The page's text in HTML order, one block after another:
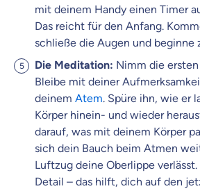
mit deinem Handy einen Timer
Das reicht für den Anfang.
schließe die Augen und beginne
Die Meditation: Nimm die
Bleibe mit deiner
deinem Atem. Spüre ihn, wie er
Körper hinein- und wieder
darauf, was mit deinem Körper
sich dein Bauch beim Atmen
Luftzug deine Oberlippe
Detail – das hilft, dich auf den